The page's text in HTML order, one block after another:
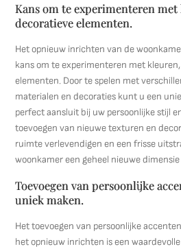
Kans om te experimenteren
decoratieve elementen.
Het opnieuw inrichten van de
kans om te experimenteren met
elementen. Door te spelen met
materialen en decoraties kunt u een
perfect aansluit bij uw persoonlijke stijl
toevoegen van nieuwe texturen en
ruimte verlevendigen en een frisse
woonkamer een geheel nieuwe
Toevoegen van persoonlijke
uniek maken.
Het toevoegen van persoonlijke
het opnieuw inrichten is een waardevolle